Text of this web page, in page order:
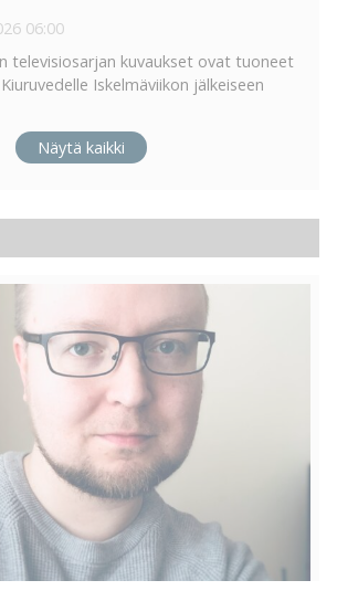
06:00
televisiosarjan kuvaukset ovat tuoneet
Iskelmäviikon jälkeiseen
Näytä kaikki